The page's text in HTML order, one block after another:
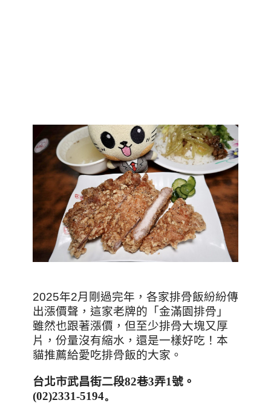
2025年2月剛過完年，各家排骨飯紛紛傳
出漲價聲，這家老牌的 「金滿園排骨」
雖然也跟著漲價，但至少排骨大塊又厚
片，份量沒有縮水，還是一樣好吃！本
貓推薦給愛吃排骨飯的大家。
台北市武昌街二段82巷3弄1號。
(02)2331-5194。